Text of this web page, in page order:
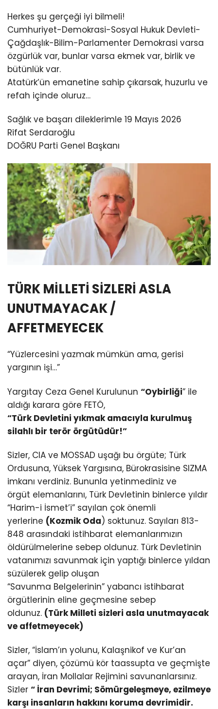
Herkes şu gerçeği iyi bilmeli!
Cumhuriyet-Demokrasi-Sosyal Hukuk Devleti-
Çağdaşlık-Bilim-Parlamenter Demokrasi varsa
özgürlük var, bunlar varsa ekmek var, birlik ve
bütünlük var.
Atatürk’ün emanetine sahip çıkarsak, huzurlu ve
refah içinde oluruz…
Sağlık ve başarı dileklerimle 19 Mayıs 2026
Rifat Serdaroğlu
DOĞRU Parti Genel Başkanı
TÜRK MİLLETİ SİZLERİ ASLA
UNUTMAYACAK /
AFFETMEYECEK
“Yüzlercesini yazmak mümkün ama, gerisi
yargının işi…”
Yargıtay Ceza Genel Kurulunun “Oybirliği” ile
aldığı karara göre FETÖ,
“Türk Devletini yıkmak amacıyla kurulmuş
silahlı bir terör örgütüdür!”
Sizler, CIA ve MOSSAD uşağı bu örgüte; Türk
Ordusuna, Yüksek Yargısına, Bürokrasisine SIZMA
imkanı verdiniz. Bununla yetinmediniz ve
örgüt elemanlarını, Türk Devletinin binlerce yıldır
“Harim-i İsmet’i” sayılan çok önemli
yerlerine (Kozmik Oda) soktunuz. Sayıları 813-
848 arasındaki istihbarat elemanlarımızın
öldürülmelerine sebep oldunuz. Türk Devletinin
vatanımızı savunmak için yaptığı binlerce yıldan
süzülerek gelip oluşan
“Savunma Belgelerinin” yabancı istihbarat
örgütlerinin eline geçmesine sebep
oldunuz. (Türk Milleti sizleri asla unutmayacak
ve affetmeyecek)
Sizler, “İslam’ın yolunu, Kalaşnikof ve Kur’an
açar” diyen, çözümü kör taassupta ve geçmişte
arayan, İran Mollalar Rejimini savunanlarsınız.
Sizler “ İran Devrimi; Sömürgeleşmeye, ezilmeye
karşı insanların hakkını koruma devrimidir.